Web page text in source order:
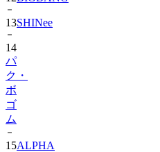
14
パ
ク・
ボ
ゴ
ム
15
DRIVE
ONE)1